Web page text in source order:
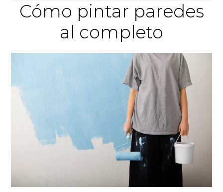
Cómo pintar paredes
al completo